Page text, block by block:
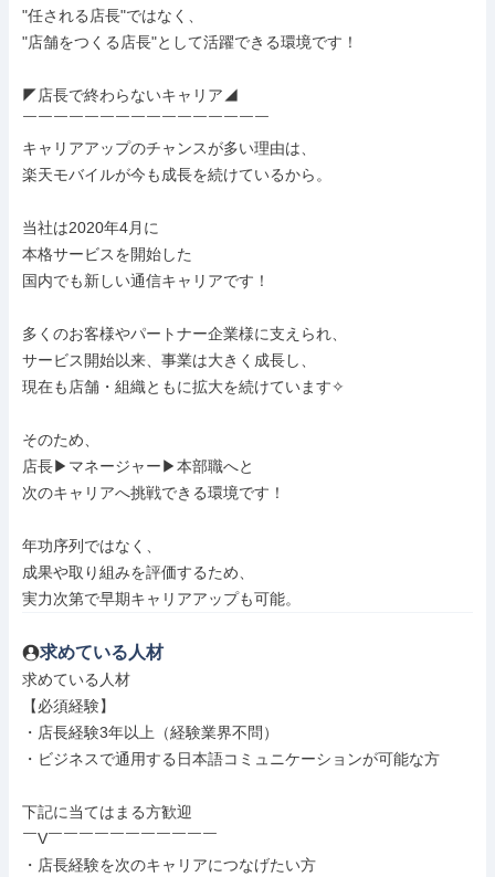
"任される店長"ではなく、
"店舗をつくる店長"として活躍できる環境です！
◤店長で終わらないキャリア◢
￣￣￣￣￣￣￣￣￣￣￣￣￣￣￣￣
キャリアアップのチャンスが多い理由は、
楽天モバイルが今も成長を続けているから。
当社は2020年4月に
本格サービスを開始した
国内でも新しい通信キャリアです！
多くのお客様やパートナー企業様に支えられ、
サービス開始以来、事業は大きく成長し、
現在も店舗・組織ともに拡大を続けています✧
そのため、
店長▶マネージャー▶本部職へと
次のキャリアへ挑戦できる環境です！
年功序列ではなく、
成果や取り組みを評価するため、
実力次第で早期キャリアアップも可能。
求めている人材
求めている人材
【必須経験】
・店長経験3年以上（経験業界不問）
・ビジネスで通用する日本語コミュニケーションが可能な方
下記に当てはまる方歓迎
￣V￣￣￣￣￣￣￣￣￣￣￣
・店長経験を次のキャリアにつなげたい方